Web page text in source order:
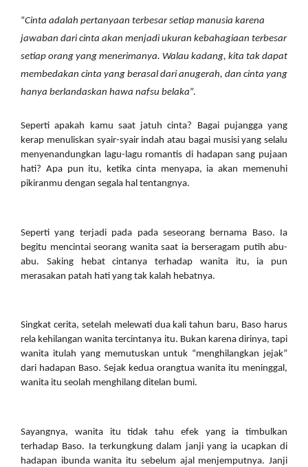
“Cinta adalah pertanyaan terbesar setiap manusia karena
jawaban dari cinta akan menjadi ukuran kebahagiaan terbesar
setiap orang yang menerimanya. Walau kadang, kita tak dapat
membedakan cinta yang berasal dari anugerah, dan cinta yang
hanya berlandaskan hawa nafsu belaka”.
Seperti apakah kamu saat jatuh cinta? Bagai pujangga yang
kerap menuliskan syair-syair indah atau bagai musisi yang selalu
menyenandungkan lagu-lagu romantis di hadapan sang pujaan
hati? Apa pun itu, ketika cinta menyapa, ia akan memenuhi
pikiranmu dengan segala hal tentangnya.
Seperti yang terjadi pada pada seseorang bernama Baso. Ia
begitu mencintai seorang wanita saat ia berseragam putih abu-
abu. Saking hebat cintanya terhadap wanita itu, ia pun
merasakan patah hati yang tak kalah hebatnya.
Singkat cerita, setelah melewati dua kali tahun baru, Baso harus
rela kehilangan wanita tercintanya itu. Bukan karena dirinya, tapi
wanita itulah yang memutuskan untuk “menghilangkan jejak”
dari hadapan Baso. Sejak kedua orangtua wanita itu meninggal,
wanita itu seolah menghilang ditelan bumi.
Sayangnya, wanita itu tidak tahu efek yang ia timbulkan
terhadap Baso. Ia terkungkung dalam janji yang ia ucapkan di
hadapan ibunda wanita itu sebelum ajal menjemputnya. Janji